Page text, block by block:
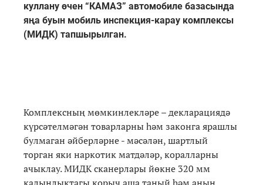
куллану өчен “КАМАЗ” автомобиле базасында
яңа буын мобиль инспекция-карау комплексы
(МИДК) тапшырылган.
Комплексның мөмкинлекләре – декларациядә
күрсәтелмәгән товарларны һәм законга ярашлы
булмаган әйберләрне - мәсәлән, шартлый
торган яки наркотик матдәләр, коралларны
ачыклау. МИДК сканерлары йөкне 320 мм